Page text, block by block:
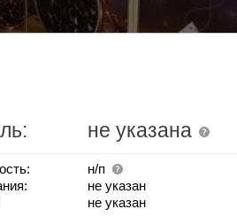
не указана
н/п
не указан
не указан